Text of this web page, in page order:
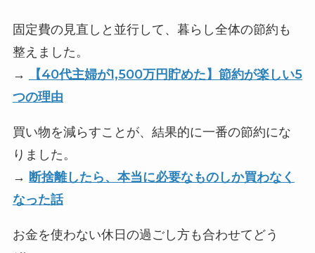
固定費の見直しと並行して、暮らし全体の節約も
整えました。
→
【40代主婦が1,500万円貯めた】節約が楽しい5
つの理由
買い物を減らすことが、結果的に一番の節約にな
りました。
→ 断捨離したら、本当に必要なものしか買わなく
なった話
お金を使わない休日の過ごし方も合わせてどう